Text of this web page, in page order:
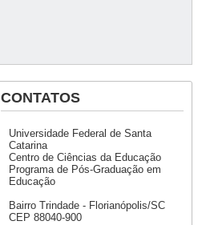
CONTATOS
Universidade Federal de Santa
Catarina
Centro de Ciências da Educação
Programa de Pós-Graduação em
Educação
Bairro Trindade - Florianópolis/SC
CEP 88040-900